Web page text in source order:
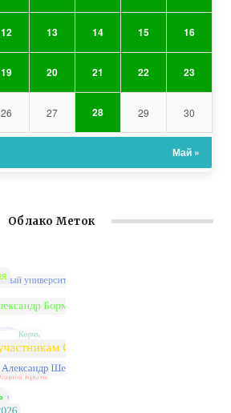
12 13 14 15 16
19 20 21 22 23
26 27 28 29 30
Май »
Облако Меток